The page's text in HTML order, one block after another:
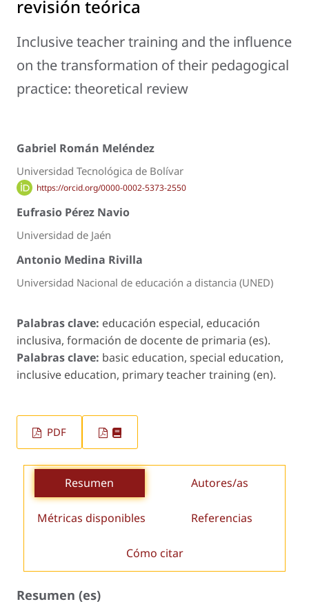
revisión teórica
Inclusive teacher training and the influence
on the transformation of their pedagogical
practice: theoretical review
Gabriel Román Meléndez
Universidad Tecnológica de Bolívar
https://orcid.org/0000-0002-5373-2550
Eufrasio Pérez Navio
Universidad de Jaén
Antonio Medina Rivilla
Universidad Nacional de educación a distancia (UNED)
Palabras clave: educación especial, educación
inclusiva, formación de docente de primaria (es).
Palabras clave: basic education, special education,
inclusive education, primary teacher training (en).
PDF
Resumen Autores/as
Métricas disponibles Referencias
Cómo citar
Resumen (es)